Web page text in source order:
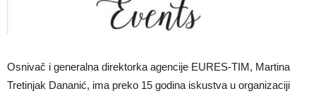
Osnivač i generalna direktorka agencije EURES-TIM, Martina
Tretinjak Dananić, ima preko 15 godina iskustva u organizaciji